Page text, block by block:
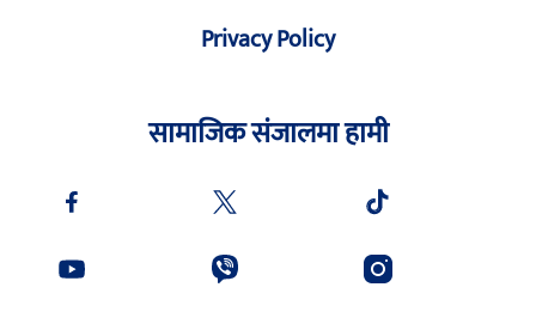
Privacy Policy
सामाजिक संजालमा हामी